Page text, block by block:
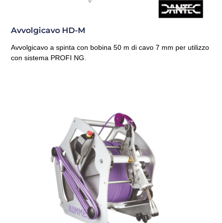
Avvolgicavo HD-M
Avvolgicavo a spinta con bobina 50 m di cavo 7 mm per utilizzo
con sistema PROFI NG.